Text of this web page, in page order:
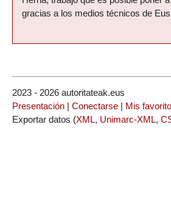
gracias a los medios técnicos de
2023 - 2026 autoritateak.eus
Presentación | Conectarse | Mis
Exportar datos (XML, Unimarc-XML,